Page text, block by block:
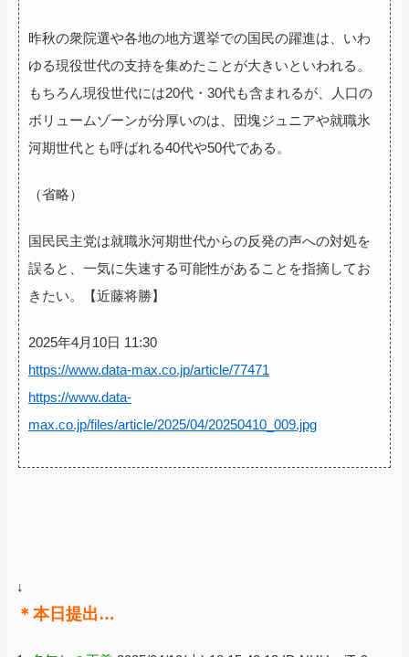
昨秋の衆院選や各地の地方選挙での国民の躍進は、いわ
ゆる現役世代の支持を集めたことが大きいといわれる。
もちろん現役世代には20代・30代も含まれるが、人口の
ボリュームゾーンが分厚いのは、団塊ジュニアや就職氷
河期世代とも呼ばれる40代や50代である。
（省略）
国民民主党は就職氷河期世代からの反発の声への対処を
誤ると、一気に失速する可能性があることを指摘してお
きたい。【近藤将勝】
2025年4月10日 11:30
https://www.data-max.co.jp/article/77471
https://www.data-
max.co.jp/files/article/2025/04/20250410_009.jpg
↓
＊本日提出…